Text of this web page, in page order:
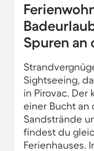
Spuren an
Sightseeing,
in Pirovac.
einer Bucht an
Sandstrände
findest du
Ferienhauses.